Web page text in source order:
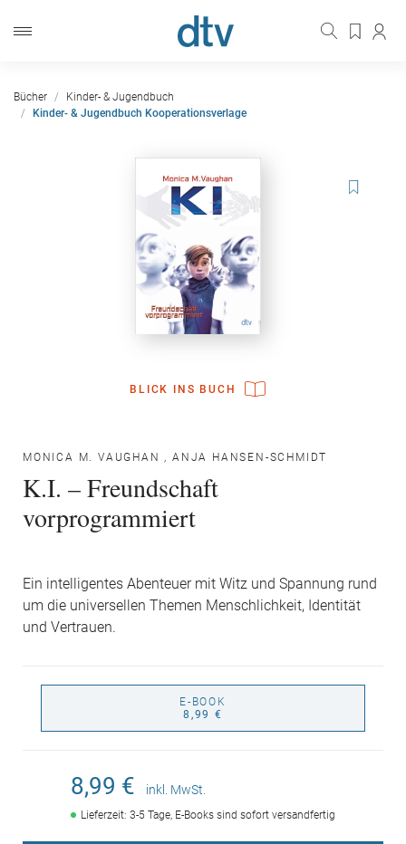
Bücher
Kinder- & Jugendbuch
Kinder- & Jugendbuch Kooperationsverlage
BLICK INS BUCH
MONICA M. VAUGHAN ,ANJA HANSEN-SCHMIDT
K.I. – Freundschaft
vorprogrammiert
Ein intelligentes Abenteuer mit Witz und Spannung rund
um die universellen Themen Menschlichkeit, Identität
und Vertrauen.
E-BOOK
8,99 €
8,99 € inkl. MwSt.
Lieferzeit: 3-5 Tage, E-Books sind sofort versandfertig